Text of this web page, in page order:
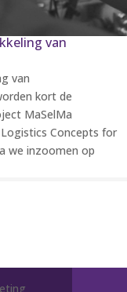
van
van
kort de
MaSelMa
Concepts for
we inzoomen op